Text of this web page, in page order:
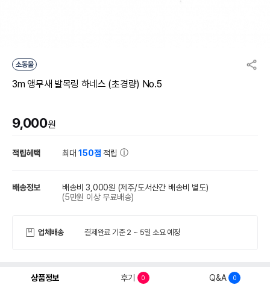
소동물
3m 앵무새 발목링 하네스 (초경량) No.5
9,000원
적립혜택 최대150점 적립
배송정보 배송비 3,000원 (제주/도서산간 배송비 별도)
(5만원 이상 무료배송)
업체배송 결제완료 기준 2 ~ 5일 소요 예정
상품정보 후기 0 Q&A 0